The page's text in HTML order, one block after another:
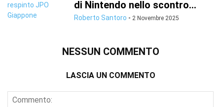
di Nintendo nello scontro...
Roberto Santoro - 2 Novembre 2025
NESSUN COMMENTO
LASCIA UN COMMENTO